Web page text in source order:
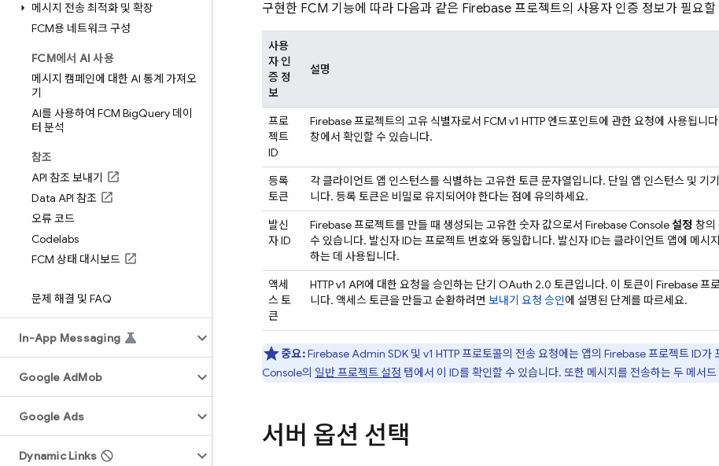
메시지 전송 최적화 및 확장
FCM용 네트워크 구성
FCM에서 AI 사용
메시지 캠페인에 대한 AI 통계 가져오
기
AI를 사용하여 FCM BigQuery 데이
터 분석
참조
API 참조 보내기
Data API 참조
오류 코드
Codelabs
FCM 상태 대시보드
문제 해결 및 FAQ
In-App Messaging
Google AdMob
Google Ads
Dynamic Links
구현한 FCM 기능에 따라 다음과 같은 Firebase 프로젝트의 사용자 인증 정보가 필요할
사용
자 인
증 정
보
설명
프로
젝트
ID
Firebase 프로젝트의 고유 식별자로서 FCM v1 HTTP 엔드포인트에 관한 요청에 사용됩니
창에서 확인할 수 있습니다.
등록
토큰
각 클라이언트 앱 인스턴스를 식별하는 고유한 토큰 문자열입니다. 단일 앱 인스턴스 및 기
니다. 등록 토큰은 비밀로 유지되어야 한다는 점에 유의하세요.
발신
자 ID
Firebase 프로젝트를 만들 때 생성되는 고유한 숫자 값으로서 FirebaseConsole설정 창의
수 있습니다. 발신자 ID는 프로젝트 번호와 동일합니다. 발신자 ID는 클라이언트 앱에 메시
하는 데 사용됩니다.
액세
스 토
큰
HTTP v1 API에 대한 요청을 승인하는 단기 OAuth 2.0 토큰입니다. 이 토큰이 Firebase 프
니다. 액세스 토큰을 만들고 순환하려면 보내기 요청 승인에 설명된 단계를 따르세요.
중요:FirebaseAdmin SDK및 v1 HTTP 프로토콜의 전송 요청에는 앱의 Firebase 프로젝트 ID가
Console의 일반 프로젝트 설정 탭에서 이 ID를 확인할 수 있습니다. 또한 메시지를 전송하는 두 메서
서버 옵션 선택